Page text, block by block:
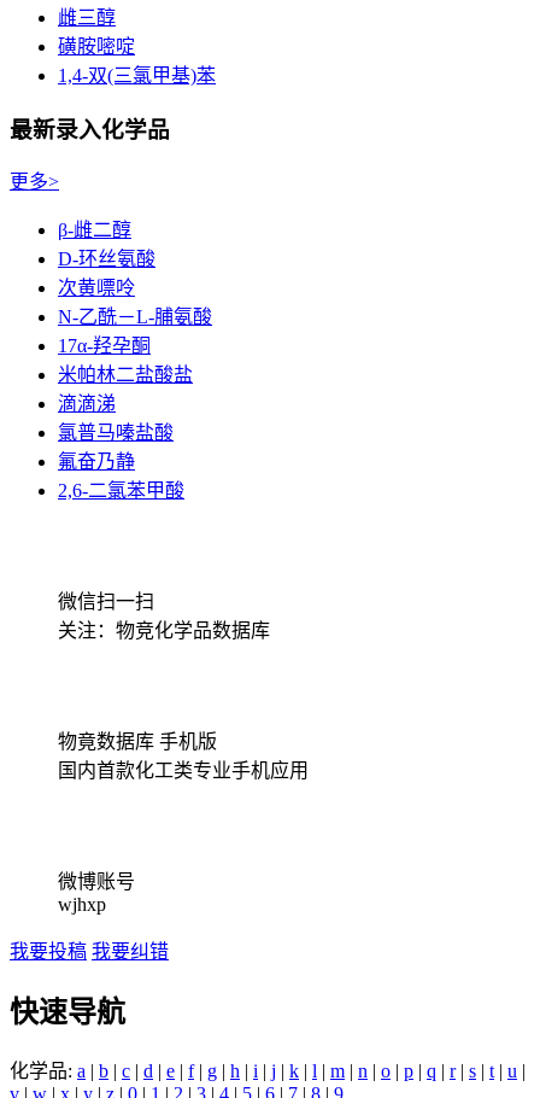
雌三醇
磺胺嘧啶
1,4-双(三氯甲基)苯
最新录入化学品
更多>
β-雌二醇
D-环丝氨酸
次黄嘌呤
N-乙酰－L-脯氨酸
17α-羟孕酮
米帕林二盐酸盐
滴滴涕
氯普马嗪盐酸
氟奋乃静
2,6-二氯苯甲酸
微信扫一扫
关注：物竞化学品数据库
物竟数据库 手机版
国内首款化工类专业手机应用
微博账号
wjhxp
我要投稿 我要纠错
快速导航
化学品: a | b | c | d | e | f| g | h | i | j | k | l | m | n | o | p | q | r| s | t | u |